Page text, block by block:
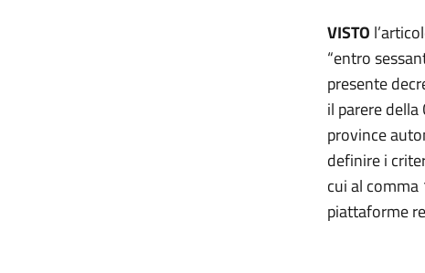
VISTO
“entro
presente
il parere
province
definire i
cui al
piattaforme